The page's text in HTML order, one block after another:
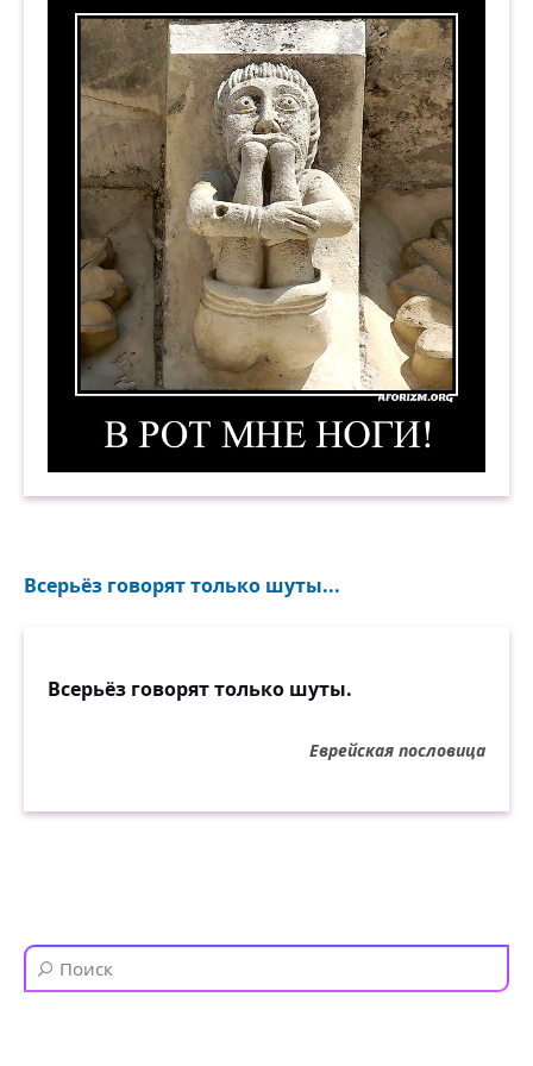
Пусть слёзы не брызнут, не дрогнут
ресницы,
Колючею стужей не стиснет беда!
Не верь! Вот такого не может случиться!
Ты слышишь? Такому не быть никогда!
Всерьёз говорят только шуты...
Всерьёз говорят только шуты.
Еврейская пословица